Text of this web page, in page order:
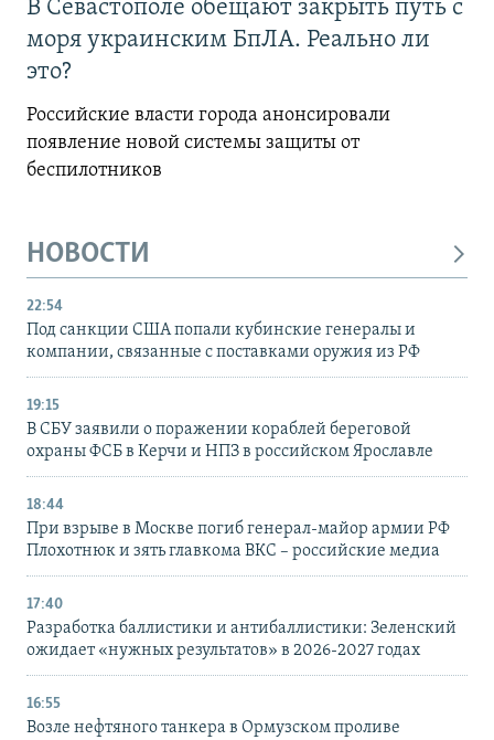
В Севастополе обещают закрыть путь с
моря украинским БпЛА. Реально ли
это?
Российские власти города анонсировали
появление новой системы защиты от
беспилотников
НОВОСТИ
22:54
Под санкции США попали кубинские генералы и
компании, связанные с поставками оружия из РФ
19:15
В СБУ заявили о поражении кораблей береговой
охраны ФСБ в Керчи и НПЗ в российском Ярославле
18:44
При взрыве в Москве погиб генерал-майор армии РФ
Плохотнюк и зять главкома ВКС – российские медиа
17:40
Разработка баллистики и антибаллистики: Зеленский
ожидает «нужных результатов» в 2026-2027 годах
16:55
Возле нефтяного танкера в Ормузском проливе